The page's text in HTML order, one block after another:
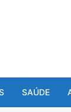
SAÚDE